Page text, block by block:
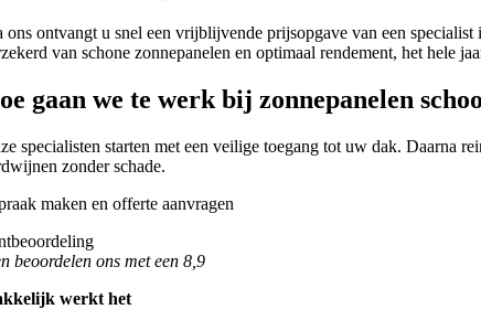
ons ontvangt u snel een vrijblijvende prijsopgave van een
van schone zonnepanelen en optimaal rendement, het hele
gaan we te werk bij zonnepanelen
specialisten starten met een veilige toegang tot uw dak. Daarna
zonder schade.
beoordelen ons met een 8,9
werkt het